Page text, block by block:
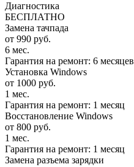
Диагностика
БЕСПЛАТНО
Замена тачпада
от 990 руб.
6 мес.
Гарантия на ремонт: 6 месяцев
Установка Windows
от 1000 руб.
1 мес.
Гарантия на ремонт: 1 месяц
Восстановление Windows
от 800 руб.
1 мес.
Гарантия на ремонт: 1 месяц
Замена разъема зарядки